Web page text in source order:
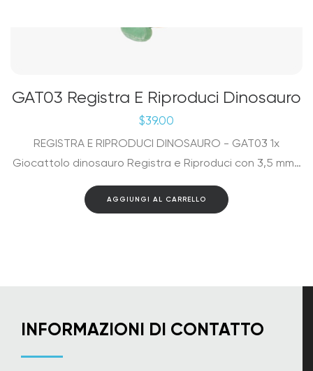
GAT03 Registra E Riproduci Dinosauro
$39.00
REGISTRA E RIPRODUCI DINOSAURO - GAT03 1x
Giocattolo dinosauro Registra e Riproduci con 3,5 mm…
AGGIUNGI AL CARRELLO
INFORMAZIONI DI CONTATTO